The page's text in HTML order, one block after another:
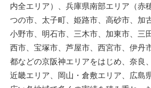
内全エリア）、兵庫県南部エリア（赤
つの市、太子町、姫路市、高砂市、加
小野市、明石市、三木市、加東市、三
西市、宝塚市、芦屋市、西宮市、伊丹
都などの京阪神エリアをはじめ、奈良
近畿エリア、岡山・倉敷エリア、広島